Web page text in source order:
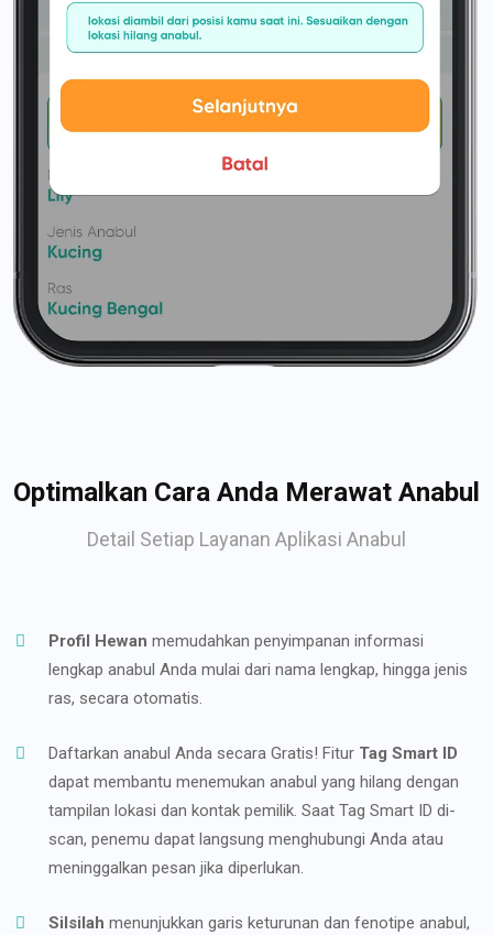
Optimalkan Cara Anda Merawat Anabul
Detail Setiap Layanan Aplikasi Anabul
Profil Hewan memudahkan penyimpanan informasi
lengkap anabul Anda mulai dari nama lengkap, hingga jenis
ras, secara otomatis.
Daftarkan anabul Anda secara Gratis! Fitur Tag Smart ID
dapat membantu menemukan anabul yang hilang dengan
tampilan lokasi dan kontak pemilik. Saat Tag Smart ID di-
scan, penemu dapat langsung menghubungi Anda atau
meninggalkan pesan jika diperlukan.
Silsilah menunjukkan garis keturunan dan fenotipe anabul,